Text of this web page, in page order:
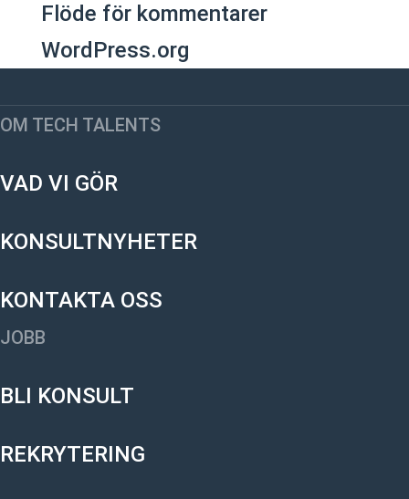
Flöde för kommentarer
WordPress.org
OM TECH TALENTS
VAD VI GÖR
KONSULTNYHETER
KONTAKTA OSS
JOBB
BLI KONSULT
REKRYTERING